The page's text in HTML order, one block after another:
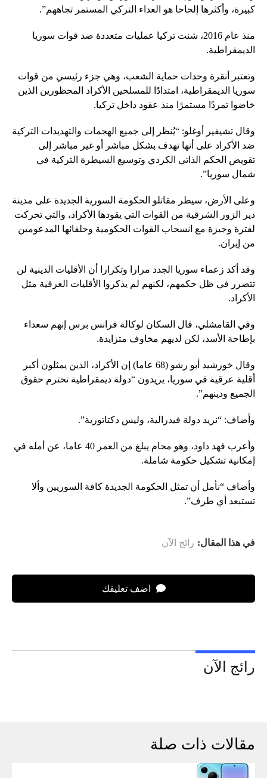
كبيرة، وأكثرها إلحاحا هو العداء التركي المستمر تجاههم”.
منذ عام 2016، شنت تركيا عمليات متعددة ضد قوات سوريا
الديمقراطية.
وتعتبر أنقرة وحدات حماية الشعب، وهي جزء رئيسي من قوات
سوريا الديمقراطية، امتدادًا للمسلحين الأكراد المحظورين الذين
خاضوا تمردًا مستمرًا منذ عقود داخل تركيا.
وقال تشيفير أوغلو: “يُنظر إلى جميع الهجمات والتهديدات التركية
ضد الأكراد على أنها تهدف بشكل مباشر أو غير مباشر إلى
تقويض الحكم الذاتي الكردي وتوسيع السيطرة التركية في
شمال سوريا”.
وعلى الأرض، سيطر مقاتلو الحكومة السورية الجديدة على مدينة
دير الزور الشرقية من القوات التي يقودها الأكراد، والتي تحركت
لفترة وجيزة مع انسحاب القوات الحكومية وحلفائها المدعومين
من إيران.
وقد أكد زعماء سوريا الجدد مرارا وتكرارا أن الأقليات الدينية لن
تتضرر في ظل حكمهم، لكنهم لم يذكروا الأقليات العرقية مثل
الأكراد.
وفي القامشلي، قال السكان لوكالة فرانس برس إنهم سعداء
بإطاحة الأسد، لكن لديهم مخاوف متزايدة.
وقال خورشيد أبو رشو (68 عاما) إن الأكراد، الذين يمثلون أكبر
أقلية عرقية في سوريا، يريدون “دولة ديمقراطية تحترم حقوق
الجميع ودينهم”.
وأضاف: “نريد دولة فيدرالية، وليس دكتاتورية”.
وأعرب فهد داود، وهو محام يبلغ من العمر 40 عاما، عن أمله في
إمكانية تشكيل حكومة شاملة.
وأضاف “نأمل أن تمثل الحكومة الجديدة كافة السوريين وألا
تستبعد أي طرف”.
في هذا المقال: رائج الآن
اضف تعليقك
رائج الآن
مقالات ذات صلة